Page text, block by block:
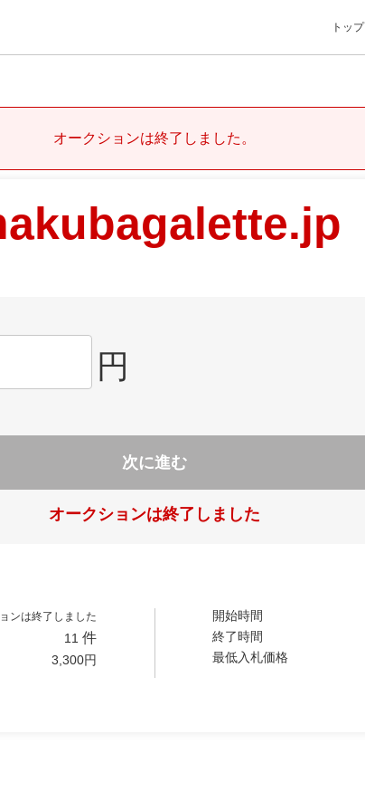
トップ
オークションは終了しました。
円
次に進む
オークションは終了しました
ンは終了しました
11 件
3,300円
開始時間
終了時間
最低入札価格